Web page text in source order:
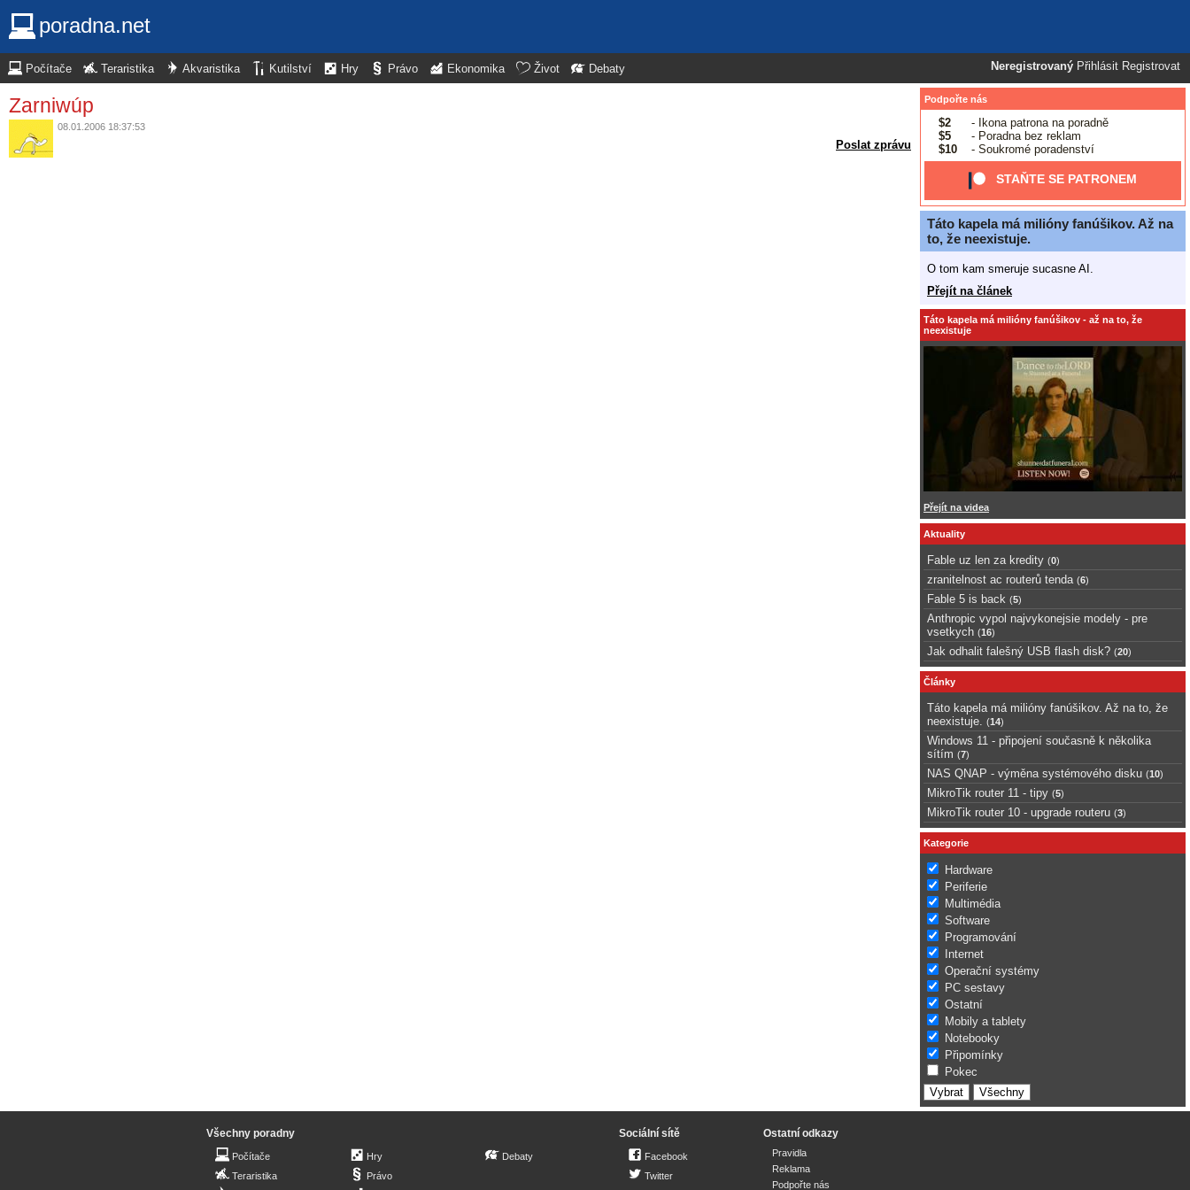
poradna.net
Neregistrovaný Přihlásit Registrovat
Počítače Teraristika Akvaristika Kutilství Hry Právo Ekonomika Život Debaty
Zarniwúp
08.01.2006 18:37:53
Poslat zprávu
Podpořte nás
$2
- Ikona patrona na poradně
$5
- Poradna bez reklam
$10
- Soukromé poradenství
STAŇTE SE PATRONEM
Táto kapela má milióny fanúšikov. Až na
to, že neexistuje.
O tom kam smeruje sucasne AI.
Přejít na článek
Táto kapela má milióny fanúšikov - až na to, že
neexistuje
Přejít na videa
Aktuality
Fable uz len za kredity (0)
zranitelnost ac routerů tenda (6)
Fable 5 is back (5)
Anthropic vypol najvykonejsie modely - pre
vsetkych (16)
Jak odhalit falešný USB flash disk? (20)
Články
Táto kapela má milióny fanúšikov. Až na to, že
neexistuje.
(14)
Windows 11 - připojení současně k několika
sítím (7)
NAS QNAP - výměna systémového disku (10)
MikroTik router 11 - tipy (5)
MikroTik router 10 - upgrade routeru (3)
Kategorie
Hardware
Periferie
Multimédia
Software
Programování
Internet
Operační systémy
PC sestavy
Ostatní
Mobily a tablety
Notebooky
Připomínky
Pokec
Všechny poradny
Počítače
Teraristika
Hry
Právo
Debaty
Sociální sítě
Facebook
Twitter
Ostatní odkazy
Pravidla
Reklama
Podpořte nás